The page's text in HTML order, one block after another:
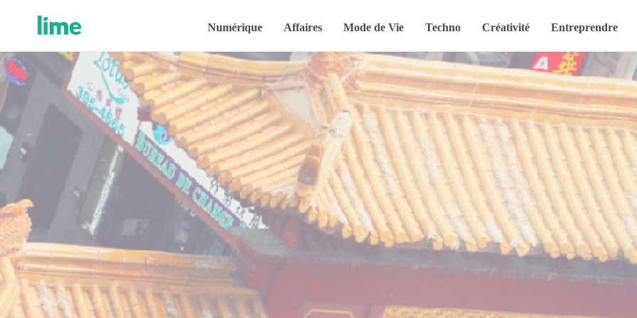
Numérique Affaires Mode de Vie Techno Créativité Entreprendre